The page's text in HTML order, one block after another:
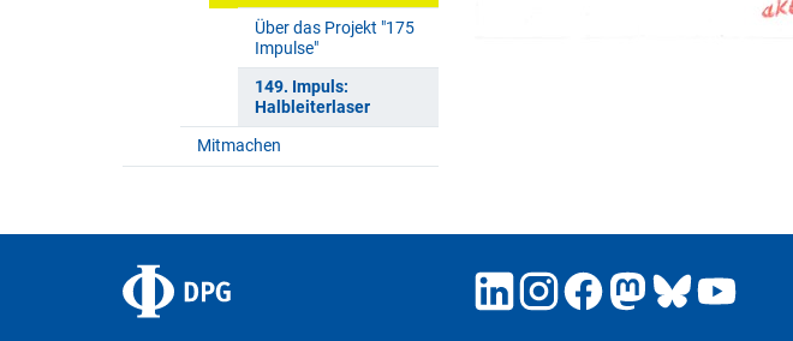
Über das Projekt "175
Impulse"
149. Impuls:
Halbleiterlaser
Mitmachen